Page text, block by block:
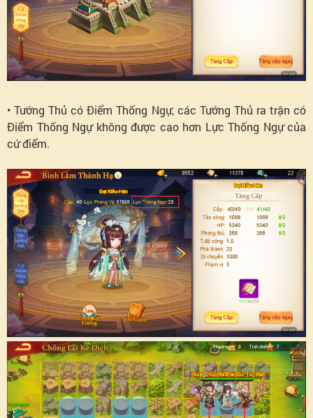
• Tướng Thủ có Điểm Thống Ngự, các Tướng Thủ ra trận có
Điểm Thống Ngự không được cao hơn Lực Thống Ngự của
cứ điểm.